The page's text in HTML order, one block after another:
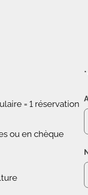
= 1 réservation
ou en chèque